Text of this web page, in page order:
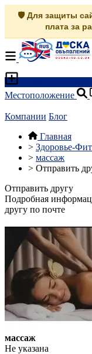
🛡️ Для защиты
плата за
Местоположение
Компании Блог
Главная
> Здоровье-
> массаж
> Отправить
Отправить другу
Подробная
другу по почте
массаж
Не указана